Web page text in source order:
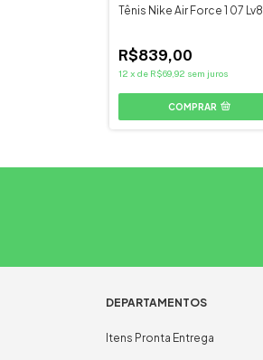
Tênis Nike Air Force 1 07 Lv8
R$839,00
12 x de R$69,92 sem juros
COMPRAR
DEPARTAMENTOS
Itens Pronta Entrega